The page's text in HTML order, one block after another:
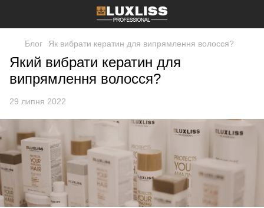
Блог Як вибрати кератин для випрямлення волосся?
Який вибрати кератин для
випрямлення волосся?
29 липня 2022